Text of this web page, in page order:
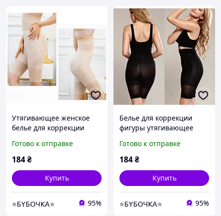
Утягивающее женское
белье для коррекции
бандаж размер ХХХL цвет
бежевый
Готово к отправке
184₴
Купить
⭐Б𝖸Б𝖮Ч𝖪𝖠⭐ 95%
Белье для коррекции
фигуры утягивающее
Готово к отправке
184₴
Купить
⭐Б𝖸Б𝖮Ч𝖪𝖠⭐ 95%